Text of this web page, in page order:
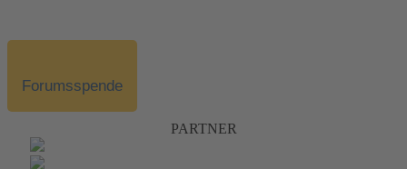
Forumsspende
PARTNER